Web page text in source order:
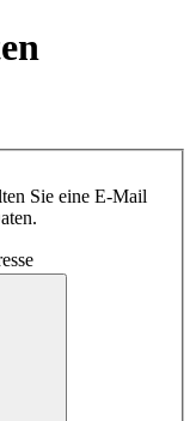
Sie eine E-Mail